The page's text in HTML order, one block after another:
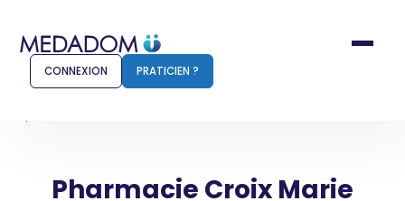
CONNEXION PRATICIEN ?
Pharmacie Croix Marie